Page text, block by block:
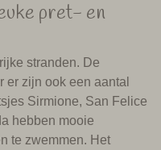
pret- en
stranden. De
er zijn ook een aantal
Sirmione, San Felice
hebben mooie
te zwemmen. Het